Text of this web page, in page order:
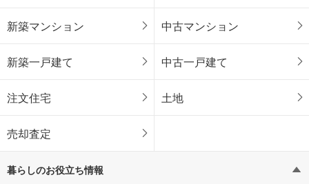
新築マンション 中古マンション
新築一戸建て 中古一戸建て
注文住宅 土地
売却査定
暮らしのお役立ち情報